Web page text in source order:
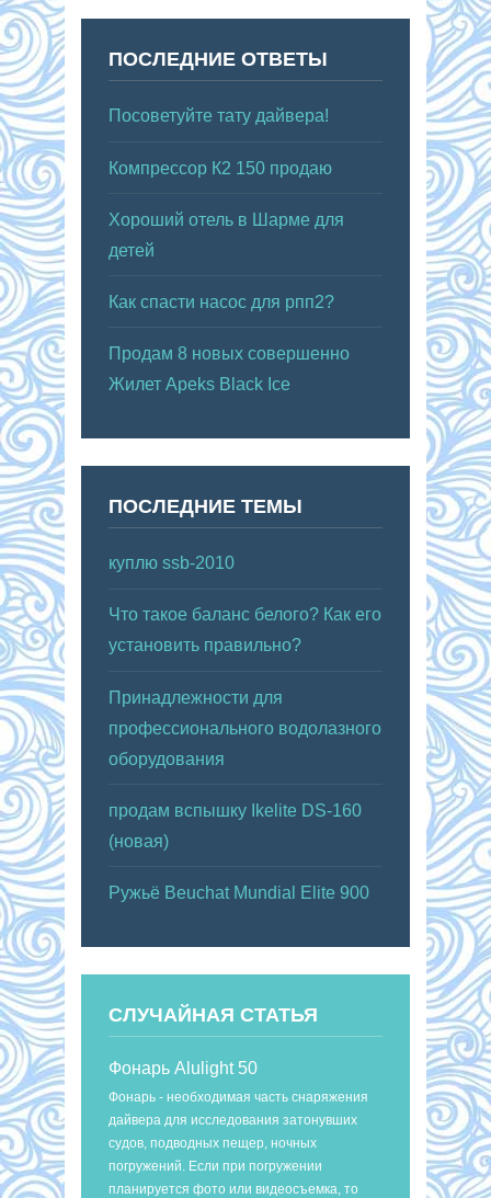
ПОСЛЕДНИЕ ОТВЕТЫ
Посоветуйте тату дайвера!
Компрессор К2 150 продаю
Хороший отель в Шарме для
детей
Как спасти насос для рпп2?
Продам 8 новых совершенно
Жилет Apeks Black Ice
ПОСЛЕДНИЕ ТЕМЫ
куплю ssb-2010
Что такое баланс белого? Как его
установить правильно?
Принадлежности для
профессионального водолазного
оборудования
продам вспышку Ikelite DS-160
(новая)
Ружьё Beuchat Mundial Elite 900
СЛУЧАЙНАЯ СТАТЬЯ
Фонарь Alulight 50
Фонарь - необходимая часть снаряжения
дайвера для исследования затонувших
судов, подводных пещер, ночных
погружений. Если при погружении
планируется фото или видеосъемка, то